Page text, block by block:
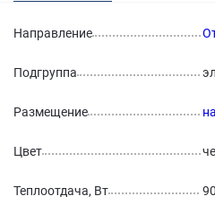
Направление
Подгруппа
Размещение
Цвет
Теплоотдача, Вт